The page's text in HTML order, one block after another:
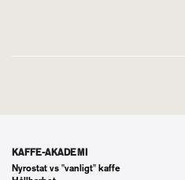
KAFFE-AKADEMI
Nyrostat vs "vanligt" kaffe